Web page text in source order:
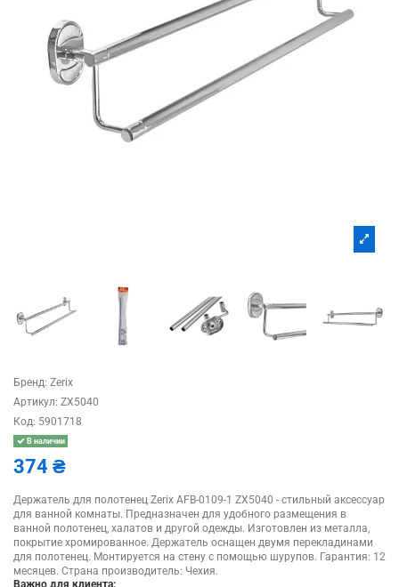
Бренд: Zerix
Артикул: ZX5040
Код: 5901718
В наличии
374 ₴
Держатель для полотенец Zerix AFB-0109-1 ZX5040 - стильный аксессуар
для ванной комнаты. Предназначен для удобного размещения в
ванной полотенец, халатов и другой одежды. Изготовлен из металла,
покрытие хромированное. Держатель оснащен двумя перекладинами
для полотенец. Монтируется на стену с помощью шурупов. Гарантия: 12
месяцев. Страна производитель: Чехия.
Важно для клиента: